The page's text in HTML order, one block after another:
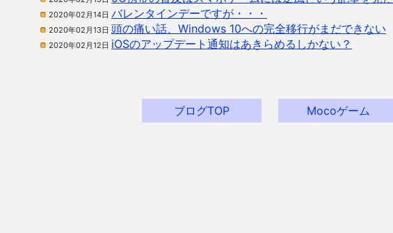
2020年02月14日 バレンタインデーですが・・・
2020年02月13日 頭の痛い話、Windows 10への完全移行がまだできない
2020年02月12日 iOSのアップデート通知はあきらめるしかない？
ブログTOP Mocoゲーム